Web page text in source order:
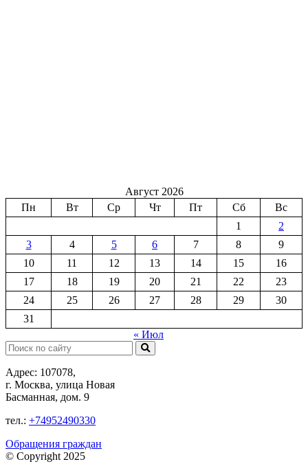
Август 2026
Пн
Вт Ср Чт Пт Сб
Вс
1
2
3
4 5 6 7 8
9
10
11 12 13 14 15
16
17
18 19 20 21 22
23
24
25 26 27 28 29
30
31
« Июл
Поиск:
Адрес: 107078,
г. Москва, улица Новая
Басманная, дом. 9
тел.: +74952490330
Обращения граждан
© Copyright 2025